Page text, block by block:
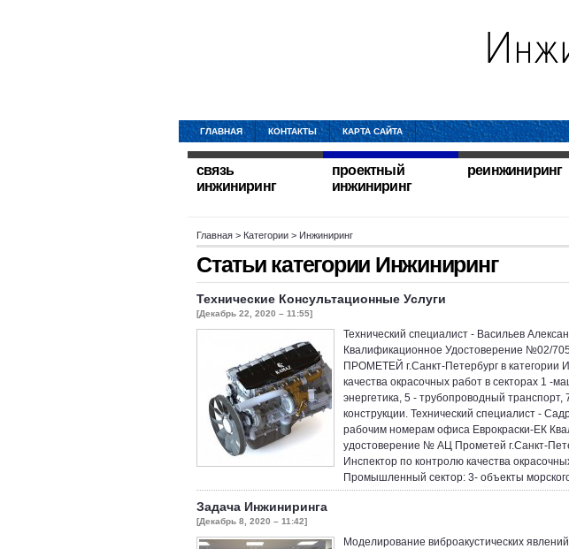
ГЛАВНАЯ КОНТАКТЫ КАРТА САЙТА
связь
инжиниринг
проектный
инжиниринг
реинжиниринг
Главная > Категории > Инжиниринг
Статьи категории Инжиниринг
Технические Консультационные Услуги
[Декабрь 22, 2020 – 11:55]
Технический специалист - Васильев
Квалификационное Удостоверение №02/
ПРОМЕТЕЙ г.Санкт-Петербург в категории
качества окрасочных работ в секторах 1 -
энергетика, 5 - трубопроводный транспорт,
конструкции. Технический специалист -
рабочим номерам офиса Еврокраски-ЕК
удостоверение № АЦ Прометей г.Санкт-
Инспектор по контролю качества
Промышленный сектор: 3- объекты
Задача Инжиниринга
[Декабрь 8, 2020 – 11:42]
Моделирование виброакустических